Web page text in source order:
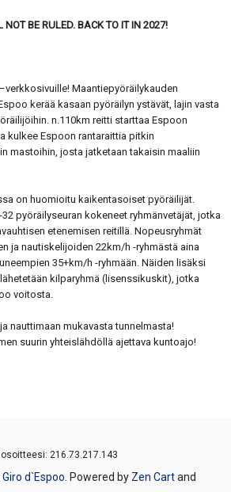
NOT BE RULED. BACK TO IT IN 2027!
Maantiepyöräilykauden
kerää kasaan pyöräilyn ystävät, lajin vasta
n.110km reitti starttaa Espoon
kulkee Espoon rantaraittia pitkin
mastoihin, josta jatketaan takaisin maaliin
on huomioitu kaikentasoiset pyöräilijät.
pyöräilyseuran kokeneet ryhmänvetäjät, jotka
etenemisen reitillä. Nopeusryhmät
ja nautiskelijoiden 22km/h -ryhmästä aina
35+km/h -ryhmään. Näiden lisäksi
kilparyhmä (lisenssikuskit), jotka
voitosta.
nauttimaan mukavasta tunnelmasta!
suurin yhteislähdöllä ajettava kuntoajo!
Giro d`Espoo . Powered by Zen Cartand
osoitteesi: 216.73.217.143